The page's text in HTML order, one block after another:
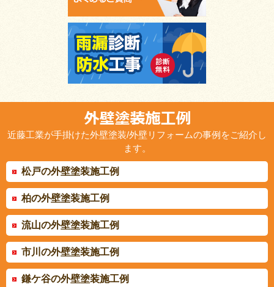
近藤工業が手掛けた外壁塗装/外壁リフォームの事例をご紹介し
ます。
松戸の外壁塗装施工例
柏の外壁塗装施工例
流山の外壁塗装施工例
市川の外壁塗装施工例
鎌ケ谷の外壁塗装施工例